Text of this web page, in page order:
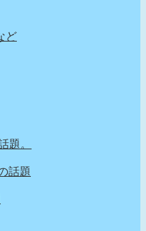
ど
題。
話題